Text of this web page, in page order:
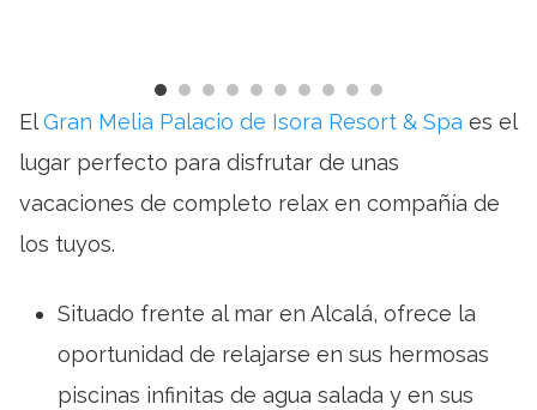
ElGran Melia Palacio de Isora Resort & Spa es el
lugar perfecto para disfrutar de unas
vacaciones de completo relax en compañía de
los tuyos.
Situado frente al mar en Alcalá, ofrece la
oportunidad de relajarse en sus hermosas
piscinas infinitas de agua salada y en sus